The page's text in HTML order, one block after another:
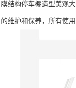
膜结构停车棚造型美观
的维护和保养，所有使